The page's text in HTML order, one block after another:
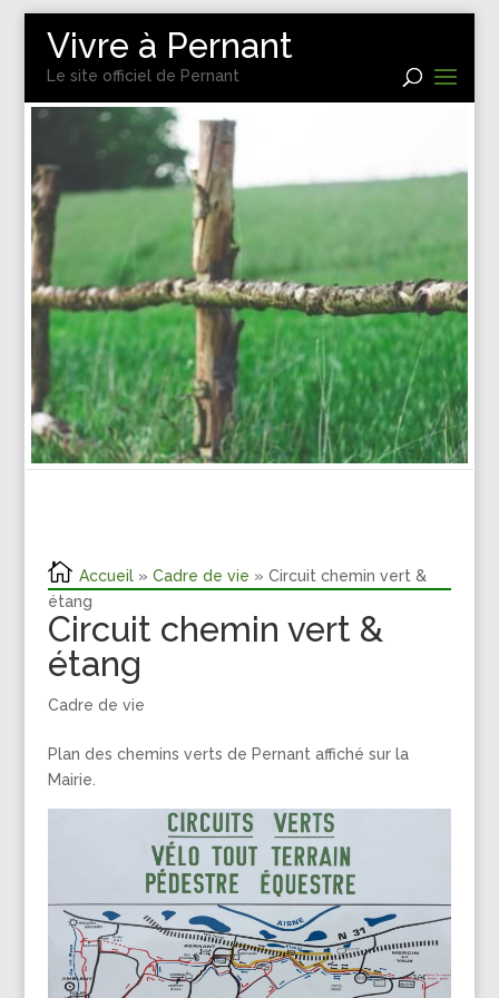
Vivre à Pernant
Le site officiel de Pernant
Accueil» Cadre de vie » Circuit chemin vert &
étang
Circuit chemin vert &
étang
Cadre de vie
Plan des chemins verts de Pernant affiché sur la
Mairie.